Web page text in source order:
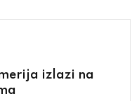
izlazi na